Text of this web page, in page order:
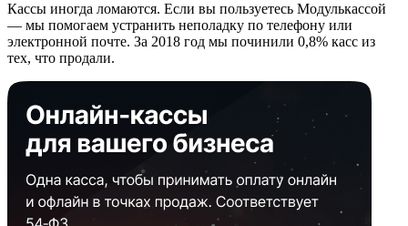
Кассы иногда ломаются. Если вы пользуетесь Модулькассой
— мы помогаем устранить неполадку по телефону или
электронной почте. За 2018 год мы починили 0,8% касс из
тех, что продали.